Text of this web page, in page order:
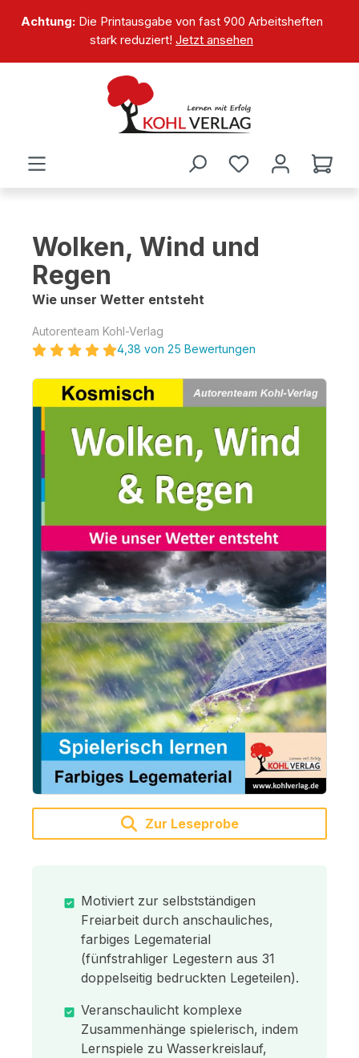
springen
Achtung:Die Printausgabe von fast 900 Arbeitsheften
stark reduziert! Jetzt ansehen
Wolken, Wind und
Regen
Wie unser Wetter entsteht
Autorenteam Kohl-Verlag
4,38 von 25 Bewertungen
Bildergalerie überspringen
Zur Leseprobe
Motiviert zur selbstständigen
Freiarbeit durch anschauliches,
farbiges Legematerial
(fünfstrahliger Legestern aus 31
doppelseitig bedruckten Legeteilen).
Veranschaulicht komplexe
Zusammenhänge spielerisch, indem
Lernspiele zu Wasserkreislauf,